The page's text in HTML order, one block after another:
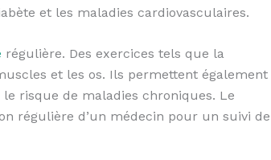
et les maladies cardiovasculaires.
régulière. Des exercices tels que la
et les os. Ils permettent également
risque de maladies chroniques. Le
régulière d’un médecin pour un suivi de